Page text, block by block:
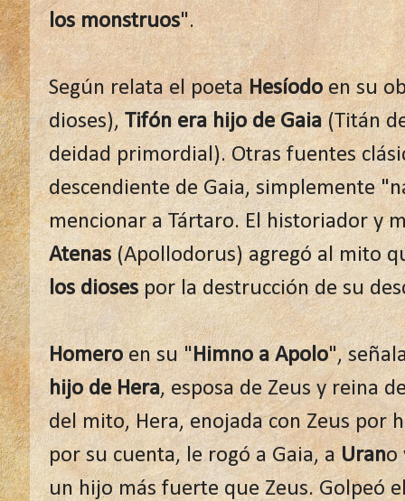
los monstruos".
Según relata el poetaHesíodoen su
dioses),Tifón era hijo de Gaia(Titán
deidad primordial). Otras fuentes
descendiente de Gaia, simplemente
mencionar a Tártaro. El historiador y
Atenas(Apollodorus) agregó al mito
los diosespor la destrucción de su
Homeroen su "Himno a Apolo",
hijo de Hera, esposa de Zeus y reina
del mito, Hera, enojada con Zeus por
por su cuenta, le rogó a Gaia, aUrano
un hijo más fuerte que Zeus. Golpeó